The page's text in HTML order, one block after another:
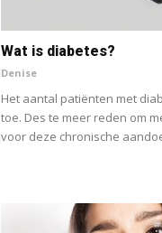
Wat is diabetes?
Denise
Het aantal patiënten met
toe. Des te meer reden om
voor deze chronische